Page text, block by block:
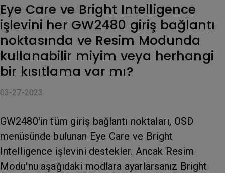
Eye Care ve Bright Intelligence
işlevini her GW2480 giriş bağlantı
noktasında ve Resim Modunda
kullanabilir miyim veya herhangi
bir kısıtlama var mı?
03-27-2023
GW2480'in tüm giriş bağlantı noktaları, OSD
menüsünde bulunan Eye Care ve Bright
Intelligence işlevini destekler. Ancak Resim
Modu'nu aşağıdaki modlara ayarlarsanız Bright